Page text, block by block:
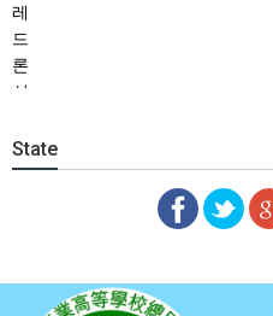
레
드
론
신
한
향
State